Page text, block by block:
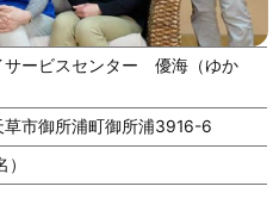
サービスセンター 優海（ゆか
市御所浦町御所浦3916-6